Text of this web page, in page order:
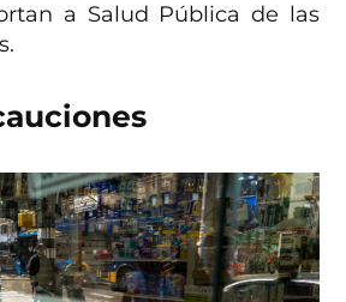
a Salud Pública de las